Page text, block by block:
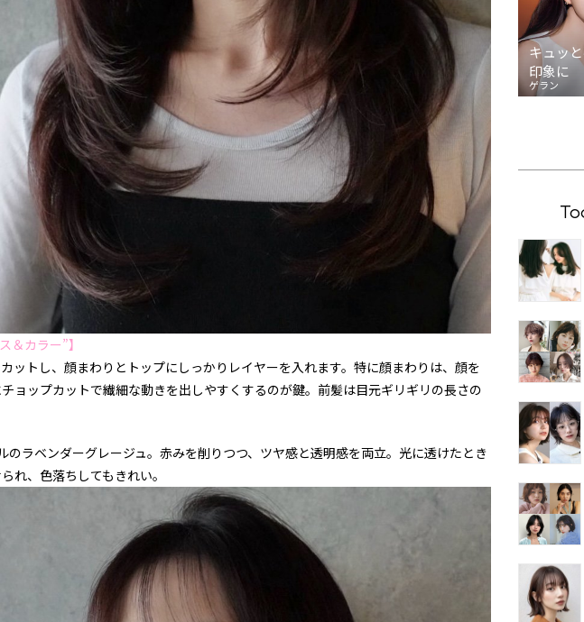
＆カラー”】
ットし、顔まわりとトップにしっかりレイヤーを入れます。特に顔まわりは、顔を
ョップカットで繊細な動きを出しやすくするのが鍵。前髪は目元ギリギリの長さの
のラベンダーグレージュ。赤みを削りつつ、ツヤ感と透明感を両立。光に透けたとき
れ、色落ちしてもきれい。
キュッ
印象に
ゲラン